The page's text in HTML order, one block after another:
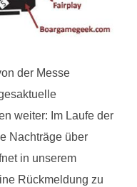
der Messe
weiter: Im Laufe der
Nachträge über
in unserem
Rückmeldung zu